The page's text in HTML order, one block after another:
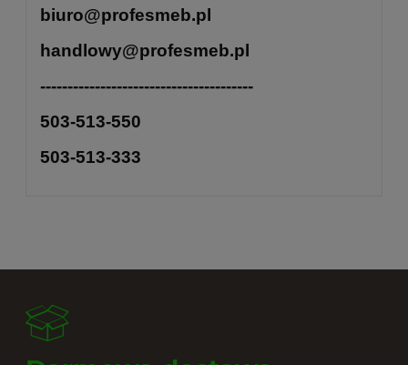
biuro@profesmeb.pl
handlowy@profesmeb.pl
---------------------------------------
503-513-550
503-513-333